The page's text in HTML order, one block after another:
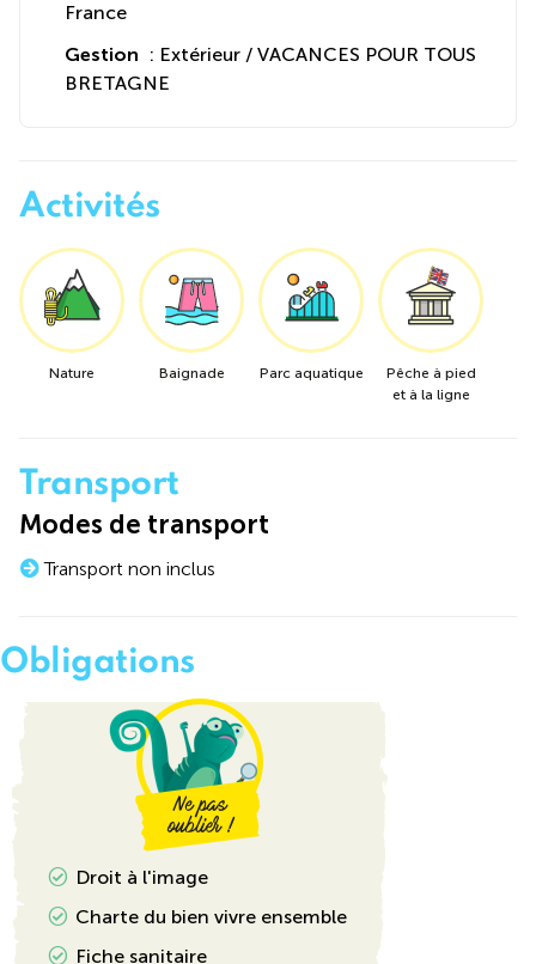
France
Gestion : Extérieur / VACANCES POUR TOUS
BRETAGNE
Activités
Nature Baignade Parc aquatique
Pêche à pied
et à la ligne
Transport
Modes de transport
Transport non inclus
Obligations
Droit à l'image
Charte du bien vivre ensemble
Fiche sanitaire